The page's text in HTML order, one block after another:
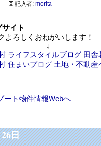
記入者: morita
イト
ろしくおねがいします！
↓
ート物件情報Webへ
日